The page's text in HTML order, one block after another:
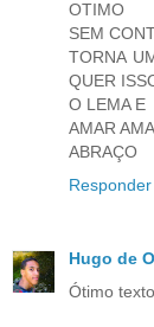
OTIMO
SEM
TORNA
QUER
O LEMA E
AMAR
ABRAÇO
Responder
Hugo de
Ótimo